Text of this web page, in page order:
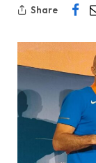
Share